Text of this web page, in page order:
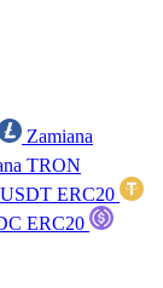
Zamiana
TRON
ERC20
ERC20